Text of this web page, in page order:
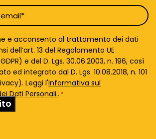
e acconsento al trattamento dei dati
dell’art. 13 del Regolamento UE
e del D. Lgs. 30.06.2003, n. 196, così
ed integrato dal D. Lgs. 10.08.2018, n. 101
Leggi l'Informativa sul
Dati Personali.. *